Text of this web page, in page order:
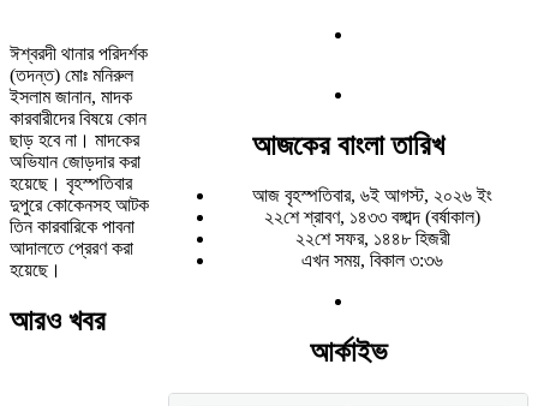
ঈশ্বরদী থানার পরিদর্শক
(তদন্ত) মোঃ মনিরুল
ইসলাম জানান, মাদক
কারবারীদের বিষয়ে কোন
ছাড় হবে না। মাদকের
অভিযান জোড়দার করা
হয়েছে। বৃহস্পতিবার
দুপুরে কোকেনসহ আটক
তিন কারবারিকে পাবনা
আদালতে প্রেরণ করা
হয়েছে।
আরও খবর
আজকের বাংলা তারিখ
আজ বৃহস্পতিবার, ৬ই আগস্ট, ২০২৬ ইং
২২শে শ্রাবণ, ১৪৩৩ বঙ্গাব্দ (বর্ষাকাল)
২২শে সফর, ১৪৪৮ হিজরী
এখন সময়, বিকাল ৩:৩৬
আর্কাইভ